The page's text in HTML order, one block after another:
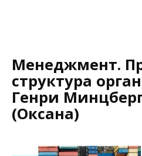
Менеджмент.
структура
Генри
(Оксана)